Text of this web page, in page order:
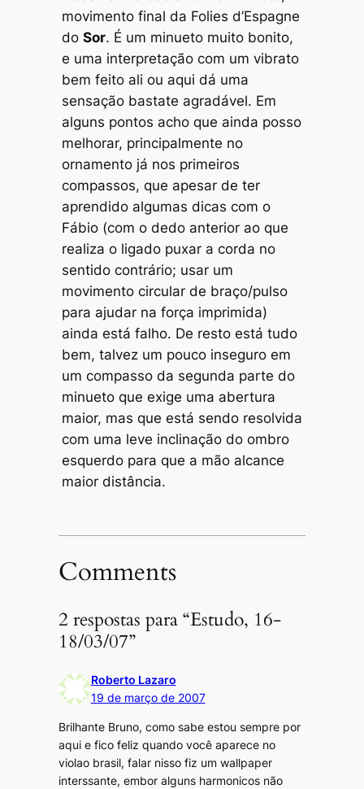
movimento final da Folies d’Espagne
do Sor. É um minuetomuito bonito,
e uma interpretação com um vibrato
bem feito ali ou aqui dá uma
sensação bastate agradável. Em
alguns pontos acho que ainda posso
melhorar, principalmente no
ornamento já nos primeiros
compassos, que apesar de ter
aprendido algumas dicas com o
Fábio (com o dedo anterior ao que
realiza o ligado puxar a corda no
sentido contrário; usar um
movimento circular de braço/pulso
para ajudar na força imprimida)
ainda está falho. De resto está tudo
bem, talvez um pouco inseguro em
um compasso da segunda parte do
minueto que exige uma abertura
maior, mas que está sendo resolvida
com uma leve inclinação do ombro
esquerdo para que a mão alcance
maior distância.
Comments
2 respostas para “Estudo, 16-
18/03/07”
Roberto Lazaro
19 de março de 2007
Brilhante Bruno, como sabe estou sempre por
aqui e fico feliz quando você aparece no
violao brasil, falar nisso fiz um wallpaper
interssante, embor alguns harmonicos não